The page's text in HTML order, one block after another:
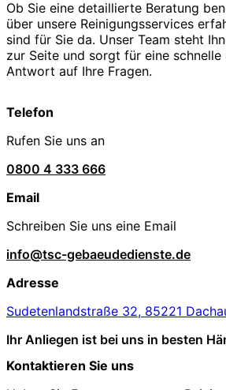
Ob Sie eine detaillierte Beratung
über unsere Reinigungsservices
sind für Sie da. Unser Team steht
zur Seite und sorgt für eine
Antwort auf Ihre Fragen.
Telefon
Rufen Sie uns an
0800 4 333 666
Email
Schreiben Sie uns eine Email
info@tsc-gebaeudedienste.de
Adresse
Sudetenlandstraße 32, 85221
Ihr Anliegen ist bei uns in besten
Kontaktieren Sie uns